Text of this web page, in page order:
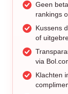
Geen
rankings
Kussens
of
via
Klachten